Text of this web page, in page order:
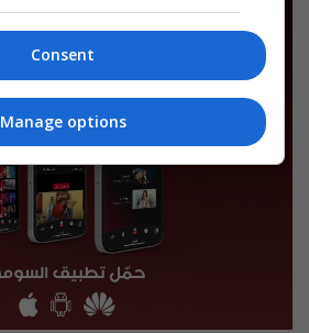
Consent
Manage options